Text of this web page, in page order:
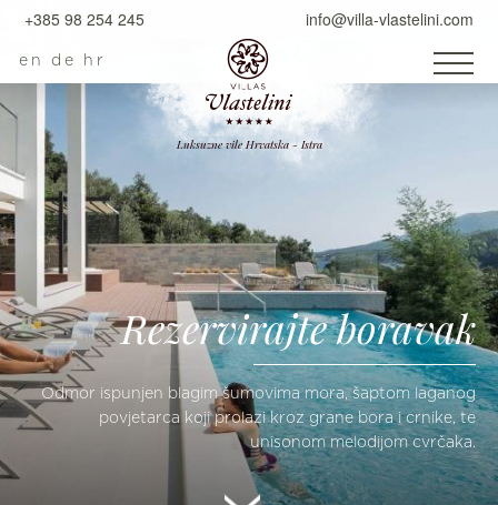
+385 98 254 245 info@villa-vlastelini.com
en de hr
Luksuzne vile Hrvatska - Istra
Rezervirajte boravak
Odmor ispunjen blagim šumovima mora, šaptom laganog
povjetarca koji prolazi kroz grane bora i crnike, te
unisonom melodijom cvrčaka.